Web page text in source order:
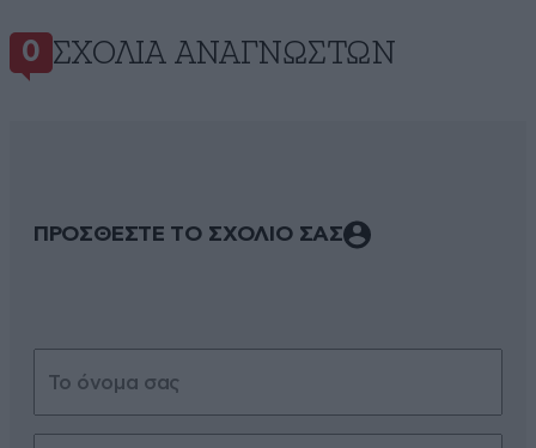
0 ΣΧΌΛΙΑ ΑΝΑΓΝΩΣΤΏΝ
ΠΡΟΣΘΕΣΤΕ ΤΟ ΣΧΟΛΙΟ ΣΑΣ